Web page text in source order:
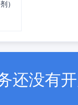
）
还没有